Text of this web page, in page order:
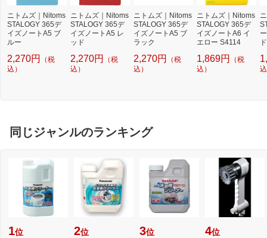
ニトムズ｜Nitoms
STALOGY 365デ
イズノートA5 ブ
ルー
2,270円
（税
込）
ニトムズ｜Nitoms
STALOGY 365デ
イズノートA5 レ
ッド
2,270円
（税
込）
ニトムズ｜Nitoms
STALOGY 365デ
イズノートA5 ブ
ラック
2,270円
（税
込）
ニトムズ｜Nitoms
STALOGY 365デ
イズノートA6 イ
エロー S4114
1,869円
（税
込）
ド
同じジャンルのランキング
1位 2位 3位 4位